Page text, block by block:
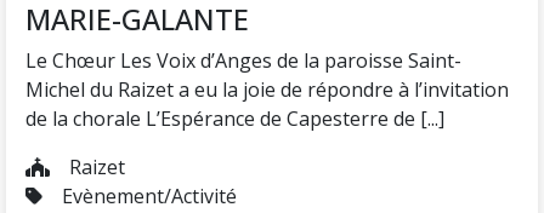
MARIE-GALANTE
Le Chœur Les Voix d’Anges de la paroisse Saint-
Michel du Raizet a eu la joie de répondre à l’invitation
de la chorale L’Espérance de Capesterre de [...]
Raizet
Evènement/Activité